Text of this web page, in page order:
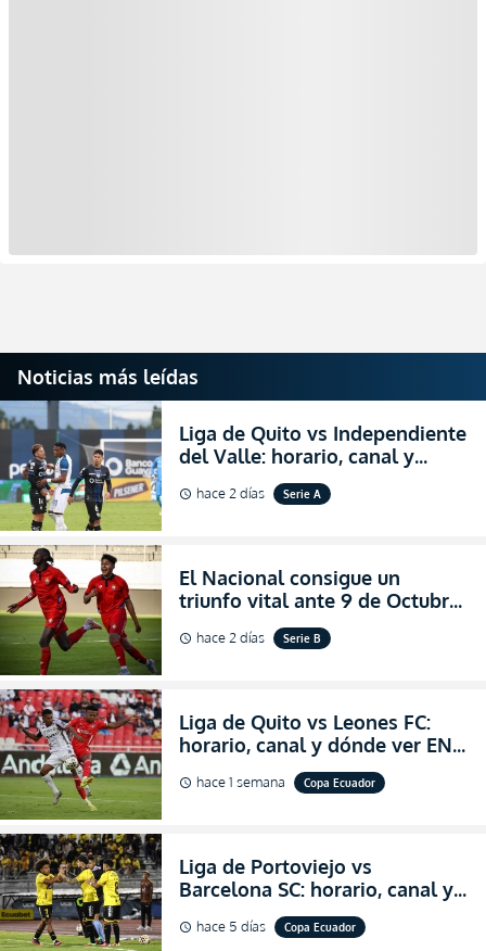
Noticias más leídas
Liga de Quito vs Independiente
del Valle: horario, canal y
dónde ver EN VIVO el
partidazo por la fecha 24 de la
schedule hace 2 días Serie A
El Nacional consigue un
triunfo vital ante 9 de Octubre
para encender la fe en la
salvación
schedule hace 2 días Serie B
Liga de Quito vs Leones FC:
horario, canal y dónde ver EN
VIVO los octavos de final de la
Copa Ecuador 2026
schedule hace 1 semana Copa Ecuador
Liga de Portoviejo vs
Barcelona SC: horario, canal y
dónde ver EN VIVO los octavos
de final de la Copa Ecuador
schedule hace 5 días Copa Ecuador